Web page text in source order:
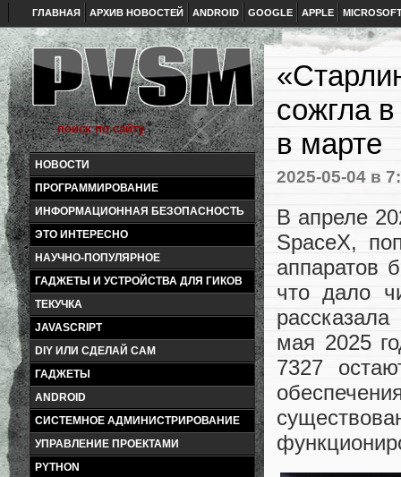
ГЛАВНАЯ АРХИВ НОВОСТЕЙ ANDROID GOOGLE APPLE
НОВОСТИ
ПРОГРАММИРОВАНИЕ
ИНФОРМАЦИОННАЯ БЕЗОПАСНОСТЬ
ЭТО ИНТЕРЕСНО
НАУЧНО-ПОПУЛЯРНОЕ
ГАДЖЕТЫ И УСТРОЙСТВА ДЛЯ ГИКОВ
ТЕКУЧКА
JAVASCRIPT
DIY ИЛИ СДЕЛАЙ САМ
ГАДЖЕТЫ
ANDROID
СИСТЕМНОЕ АДМИНИСТРИРОВАНИЕ
УПРАВЛЕНИЕ ПРОЕКТАМИ
PYTHON
сожгла
в марте
2025-05-04 в
В апреле
SpaceX,
аппаратов
что дало
мая 2025
7327